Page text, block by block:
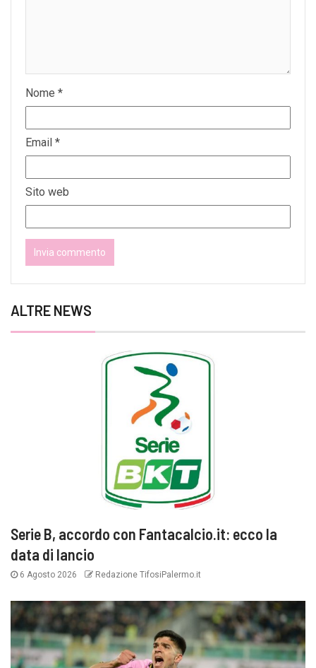
Nome *
Email *
Sito web
ALTRE NEWS
Serie B, accordo con Fantacalcio.it: ecco la
data di lancio
6 Agosto 2026 Redazione TifosiPalermo.it